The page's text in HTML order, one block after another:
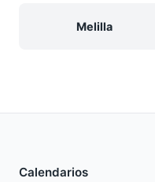
Melilla
Calendarios